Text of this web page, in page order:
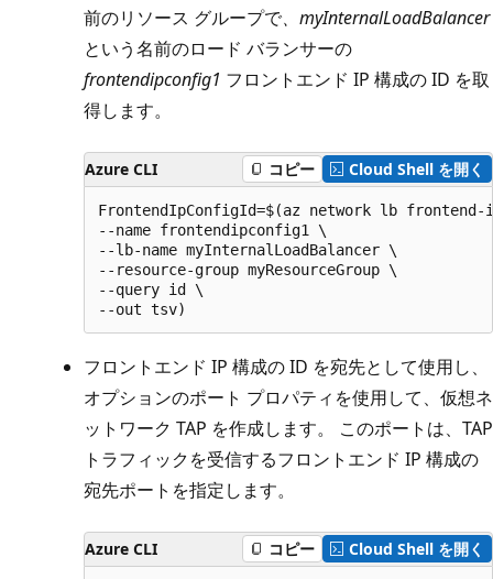
前のリソース グループで、myInternalLoadBalancer
という名前のロード バランサーの
frontendipconfig1 フロントエンド IP 構成の ID を取
得します。
Azure CLI コピー Cloud Shell を開く
FrontendIpConfigId=$(az network lb frontend-
--name frontendipconfig1 \
--lb-name myInternalLoadBalancer \
--resource-group myResourceGroup \
--query id \
フロントエンド IP 構成の ID を宛先として使用し、
オプションのポート プロパティを使用して、仮想ネ
ットワーク TAP を作成します。 このポートは、TAP
トラフィックを受信するフロントエンド IP 構成の
宛先ポートを指定します。
Azure CLI コピー Cloud Shell を開く